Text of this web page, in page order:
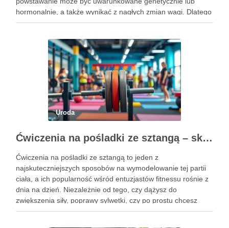
hormonalnie, a także wynikać z nagłych zmian wagi. Dlatego
kluczowe jest, aby już od najmłodszych lat zadbać …
Uroda
Ćwiczenia na pośladki ze sztangą – skuteczne metody i techniki treningowe
Ćwiczenia na pośladki ze sztangą to jeden z
najskuteczniejszych sposobów na wymodelowanie tej partii
ciała, a ich popularność wśród entuzjastów fitnessu rośnie z
dnia na dzień. Niezależnie od tego, czy dążysz do
zwiększenia siły, poprawy sylwetki, czy po prostu chcesz
poczuć się lepiej w swoim ciele, odpowiednio dobrane